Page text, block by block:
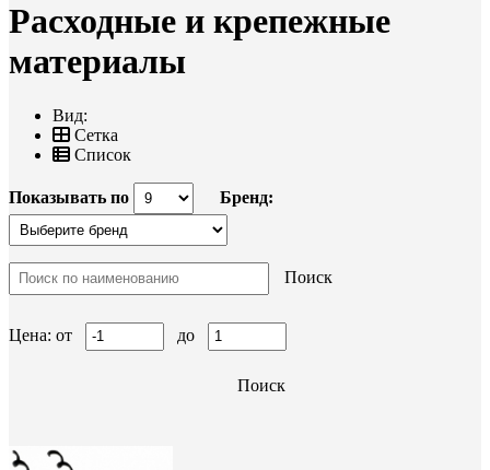
Расходные и крепежные
материалы
Вид:
Сетка
Список
Показывать по Бренд:
Поиск
Цена: от до
Поиск